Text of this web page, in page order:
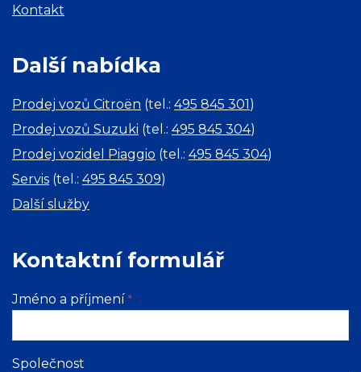
Kontakt
Další nabídka
Prodej vozů Citroën (tel.: 495 845 301)
Prodej vozů Suzuki (tel.: 495 845 304)
Prodej vozidel Piaggio (tel.: 495 845 304)
Servis (tel.: 495 845 309)
Další služby
Kontaktní formulář
Jméno a příjmení *
Společnost